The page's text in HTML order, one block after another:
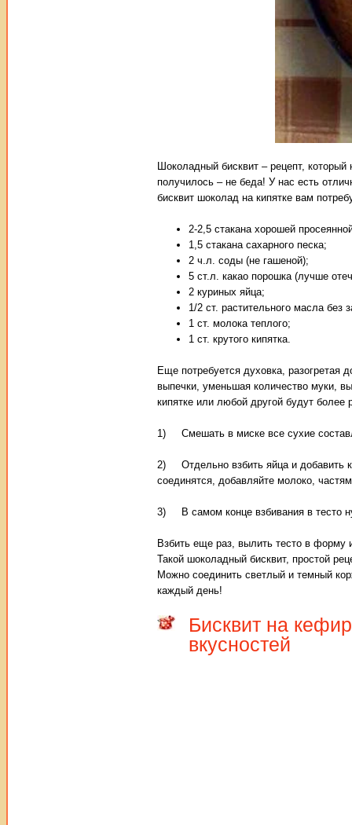
Шоколадный бисквит – рецепт,
получилось – не беда! У нас есть
бисквит шоколад на кипятке вам
2-2,5 стакана хорошей
1,5 стакана сахарного песка;
2 ч.л. соды (не гашеной);
5 ст.л. какао порошка (лучше
2 куриных яйца;
1/2 ст. растительного масла без
1 ст. молока теплого;
1 ст. крутого кипятка.
Еще потребуется духовка, разогретая
выпечки, уменьшая количество муки,
кипятке или любой другой будут
1) Смешать в миске все сухие
2) Отдельно взбить яйца и добавить к
соединятся, добавляйте молоко,
3) В самом конце взбивания в тесто
Взбить еще раз, вылить тесто в форму
Такой шоколадный бисквит, простой
Можно соединить светлый и темный
каждый день!
Бисквит на
вкусностей